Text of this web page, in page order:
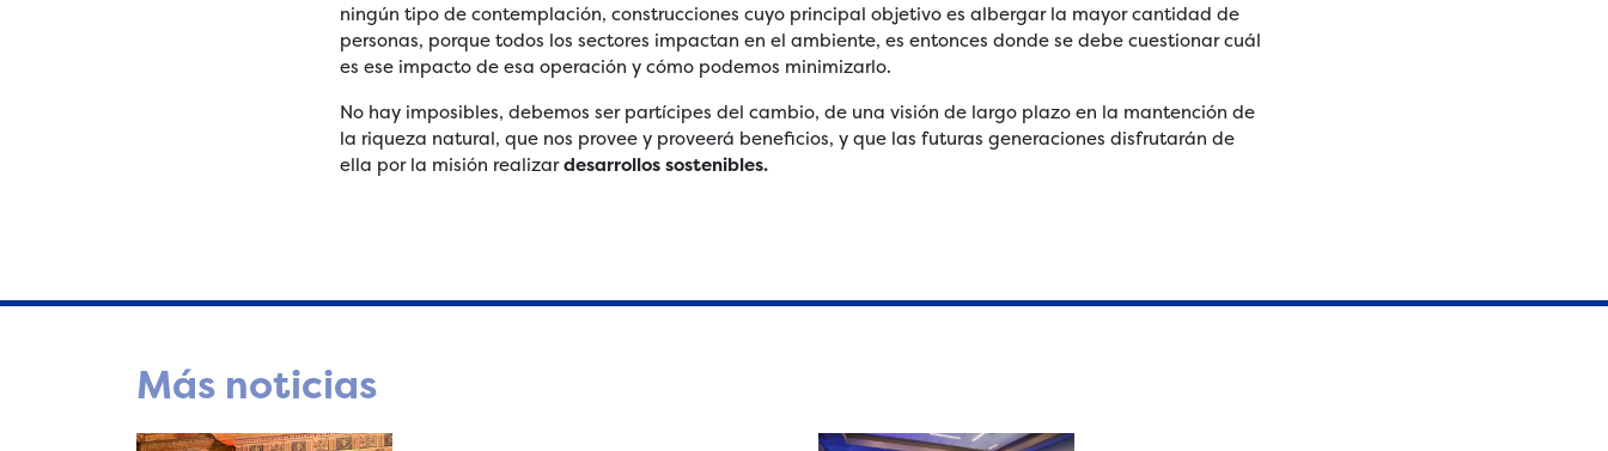
ningún tipo de contemplación, construcciones cuyo principal objetivo es albergar la mayor cantidad de
personas, porque todos los sectores impactan en el ambiente, es entonces donde se debe cuestionar cuál
es ese impacto de esa operación y cómo podemos minimizarlo.
No hay imposibles, debemos ser partícipes del cambio, de una visión de largo plazo en la mantención de
la riqueza natural, que nos provee y proveerá beneficios, y que las futuras generaciones disfrutarán de
ella por la misión realizardesarrollos sostenibles.
Más noticias